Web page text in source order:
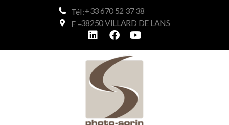
Tél :+33 670 52 37 38
F –38250 VILLARD DE LANS